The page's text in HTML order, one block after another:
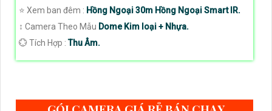
⭐ Xem ban đêm : Hồng Ngoại 30m Hồng Ngoại Smart IR.
↕️ Camera Theo Mẫu Dome Kim loại + Nhựa.
️💮 Tích Hợp :Thu Âm.